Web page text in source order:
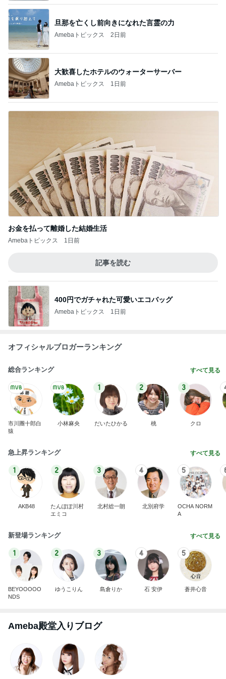
旦那を亡くし前向きになれた言霊の力
Amebaトピックス 2日前
大歓喜したホテルのウォーターサーバー
Amebaトピックス 1日前
お金を払って離婚した結婚生活
Amebaトピックス 1日前
記事を読む
400円でガチャれた可愛いエコバッグ
Amebaトピックス 1日前
オフィシャルブロガーランキング
総合ランキング すべて見る
市川團十郎白
猿
小林麻央
1
だいたひかる
2
桃
3
クロ
急上昇ランキング すべて見る
1
AKB48
2
たんぽぽ川村
エミコ
3
北村総一朗
4
北別府学
5
OCHA NORM
A
新登場ランキング すべて見る
1
BEYOOOOO
NDS
2
ゆうこりん
3
島倉りか
4
石 安伊
5
蒼井心音
Ameba殿堂入りブログ